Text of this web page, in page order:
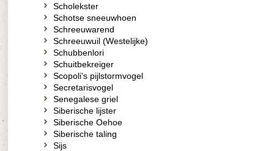
Scholekster
Schotse sneeuwhoen
Schreeuwarend
Schreeuwuil (Westelijke)
Schubbenlori
Schuitbekreiger
Scopoli's pijlstormvogel
Secretarisvogel
Senegalese griel
Siberische lijster
Siberische Oehoe
Siberische taling
Sijs